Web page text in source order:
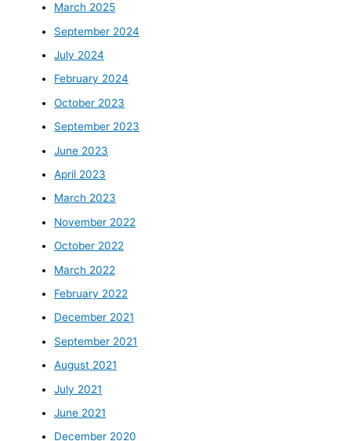
March 2025
September 2024
July 2024
February 2024
October 2023
September 2023
June 2023
April 2023
March 2023
November 2022
October 2022
March 2022
February 2022
December 2021
September 2021
August 2021
July 2021
June 2021
December 2020